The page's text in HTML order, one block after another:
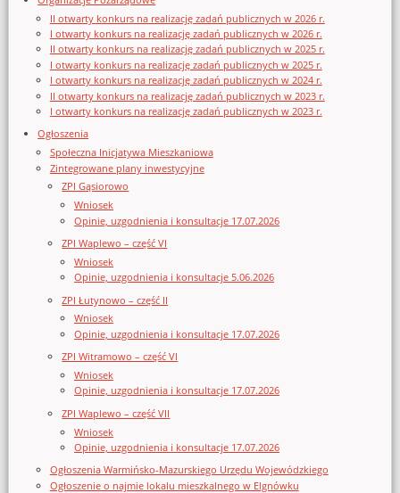
II otwarty konkurs na realizację zadań publicznych w 2026 r.
I otwarty konkurs na realizację zadań publicznych w 2026 r.
II otwarty konkurs na realizację zadań publicznych w 2025 r.
I otwarty konkurs na realizację zadań publicznych w 2025 r.
I otwarty konkurs na realizację zadań publicznych w 2024 r.
II otwarty konkurs na realizację zadań publicznych w 2023 r.
I otwarty konkurs na realizację zadań publicznych w 2023 r.
Ogłoszenia
Społeczna Inicjatywa Mieszkaniowa
Zintegrowane plany inwestycyjne
ZPI Gąsiorowo
Wniosek
Opinie, uzgodnienia i konsultacje 17.07.2026
ZPI Waplewo – część VI
Wniosek
Opinie, uzgodnienia i konsultacje 5.06.2026
ZPI Łutynowo – część II
Wniosek
Opinie, uzgodnienia i konsultacje 17.07.2026
ZPI Witramowo – część VI
Wniosek
Opinie, uzgodnienia i konsultacje 17.07.2026
ZPI Waplewo – część VII
Wniosek
Opinie, uzgodnienia i konsultacje 17.07.2026
Ogłoszenia Warmińsko-Mazurskiego Urzędu Wojewódzkiego
Ogłoszenie o najmie lokalu mieszkalnego w Elgnówku